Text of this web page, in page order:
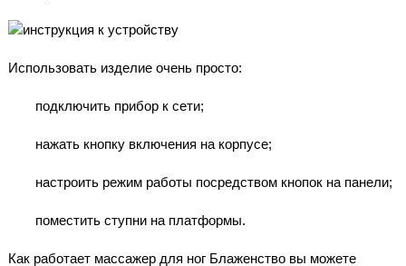
Использовать изделие очень просто:
подключить прибор к сети;
нажать кнопку включения на корпусе;
настроить режим работы посредством кнопок на панели;
поместить ступни на платформы.
Как работает массажер для ног Блаженство вы можете